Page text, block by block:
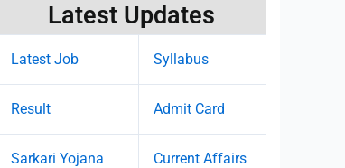
Latest Updates
Latest Job Syllabus
Result Admit Card
Sarkari Yojana Current Affairs